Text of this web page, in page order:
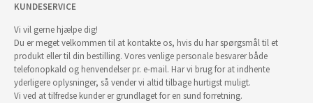
KUNDESERVICE
Vi vil gerne hjælpe dig!
Du er meget velkommen til at kontakte os, hvis du har spørgsmål til et
produkt eller til din bestilling. Vores venlige personale besvarer både
telefonopkald og henvendelser pr. e-mail. Har vi brug for at indhente
yderligere oplysninger, så vender vi altid tilbage hurtigst muligt.
Vi ved at tilfredse kunder er grundlaget for en sund forretning.